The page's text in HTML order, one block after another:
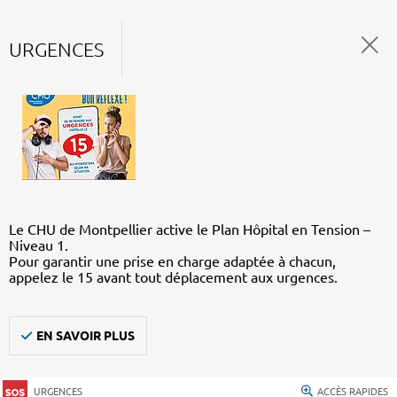
URGENCES
Le CHU de Montpellier active le Plan Hôpital en Tension –
Niveau 1.
Pour garantir une prise en charge adaptée à chacun,
appelez le 15 avant tout déplacement aux urgences.
EN SAVOIR PLUS
URGENCES ACCÈS RAPIDES